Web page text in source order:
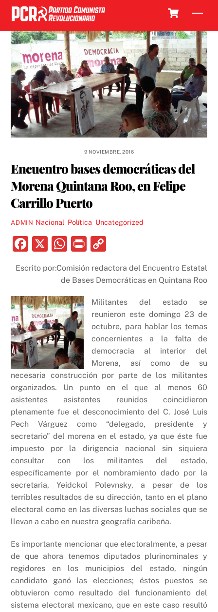
Skip
content
9 NOVIEMBRE, 2016
Encuentro bases democráticas del
Morena Quintana Roo, en Felipe
Carrillo Puerto
ADMIN Nacional Política Uncategorized
F
c
b
o
o
k
X
W
at
A
p
p
P
nt p
Li
n
k
Escrito por:Comisión redactora del Encuentro Estatal
de Bases Democráticas en Quintana Roo
Militantes del estado se
reunieron este domingo 23 de
octubre, para hablar los temas
concernientes a la falta de
democracia al interior del
Morena, así como de su
necesaria construcción por parte de los militantes
organizados. Un punto en el que al menos 60
asistentes asistentes reunidos coincidieron
plenamente fue el desconocimiento del C. José Luis
Pech Várguez como “delegado, presidente y
secretario” del morena en el estado, ya que éste fue
impuesto por la dirigencia nacional sin siquiera
consultar con los militantes del estado,
específicamente por el nombramiento dado por la
secretaria, Yeidckol Polevnsky, a pesar de los
terribles resultados de su dirección, tanto en el plano
electoral como en las diversas luchas sociales que se
llevan a cabo en nuestra geografía caribeña.
Es importante mencionar que electoralmente, a pesar
de que ahora tenemos diputados plurinominales y
regidores en los municipios del estado, ningún
candidato ganó las elecciones; éstos puestos se
obtuvieron como resultado del funcionamiento del
sistema electoral mexicano, que en este caso resultó